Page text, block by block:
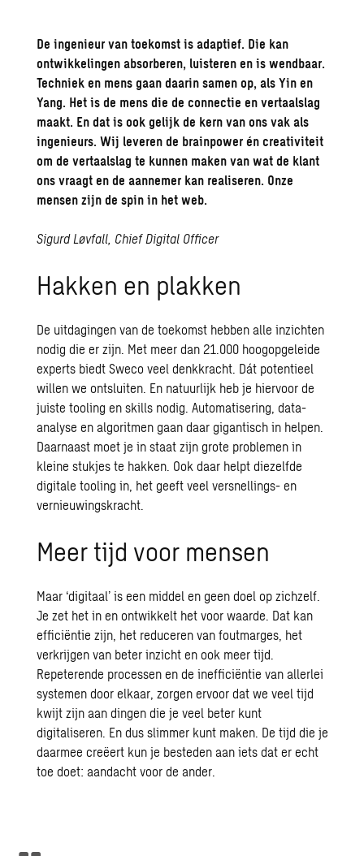
De ingenieur van toekomst is adaptief. Die kan
ontwikkelingen absorberen, luisteren en is wendbaar.
Techniek en mens gaan daarin samen op, als Yin en
Yang. Het is de mens die de connectie en vertaalslag
maakt. En dat is ook gelijk de kern van ons vak als
ingenieurs. Wij leveren de brainpower én creativiteit
om de vertaalslag te kunnen maken van wat de klant
ons vraagt en de aannemer kan realiseren. Onze
mensen zijn de spin in het web.
Sigurd Løvfall, Chief Digital Officer
Hakken en plakken
De uitdagingen van de toekomst hebben alle inzichten
nodig die er zijn. Met meer dan 21.000 hoogopgeleide
experts biedt Sweco veel denkkracht. Dát potentieel
willen we ontsluiten. En natuurlijk heb je hiervoor de
juiste tooling en skills nodig. Automatisering, data-
analyse en algoritmen gaan daar gigantisch in helpen.
Daarnaast moet je in staat zijn grote problemen in
kleine stukjes te hakken. Ook daar helpt diezelfde
digitale tooling in, het geeft veel versnellings- en
vernieuwingskracht.
Meer tijd voor mensen
Maar ‘digitaal’ is een middel en geen doel op zichzelf.
Je zet het in en ontwikkelt het voor waarde. Dat kan
efficiëntie zijn, het reduceren van foutmarges, het
verkrijgen van beter inzicht en ook meer tijd.
Repeterende processen en de inefficiëntie van allerlei
systemen door elkaar, zorgen ervoor dat we veel tijd
kwijt zijn aan dingen die je veel beter kunt
digitaliseren. En dus slimmer kunt maken. De tijd die je
daarmee creëert kun je besteden aan iets dat er echt
toe doet: aandacht voor de ander.